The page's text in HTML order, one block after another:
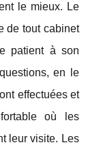
le mieux. Le
de tout cabinet
patient à son
en le
effectuées et
où les
leur visite. Les